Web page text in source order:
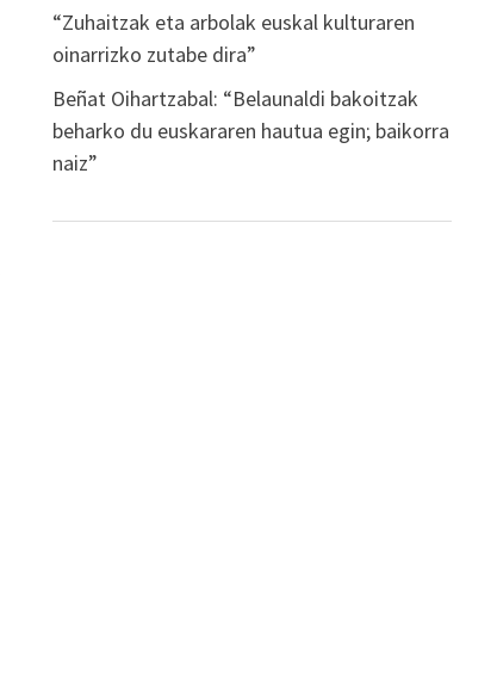
“Zuhaitzak eta arbolak euskal kulturaren
oinarrizko zutabe dira”
Beñat Oihartzabal: “Belaunaldi bakoitzak
beharko du euskararen hautua egin; baikorra
naiz”